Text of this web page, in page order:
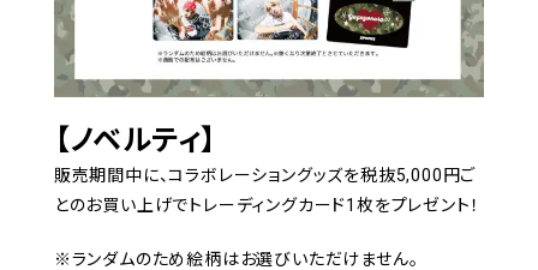
【ノベルティ】
販売期間中に、コラボレーショングッズを税抜5,000円ご
とのお買い上げでトレーディングカード1枚をプレゼント！
※ランダムのため絵柄はお選びいただけません。